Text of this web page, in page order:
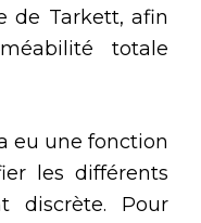
de Tarkett, afin
totale
eu une fonction
les différents
discrète. Pour